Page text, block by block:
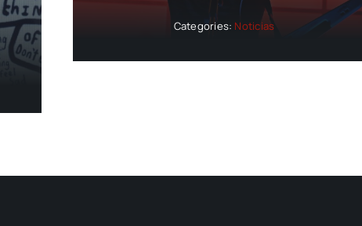
Categories: Noticias